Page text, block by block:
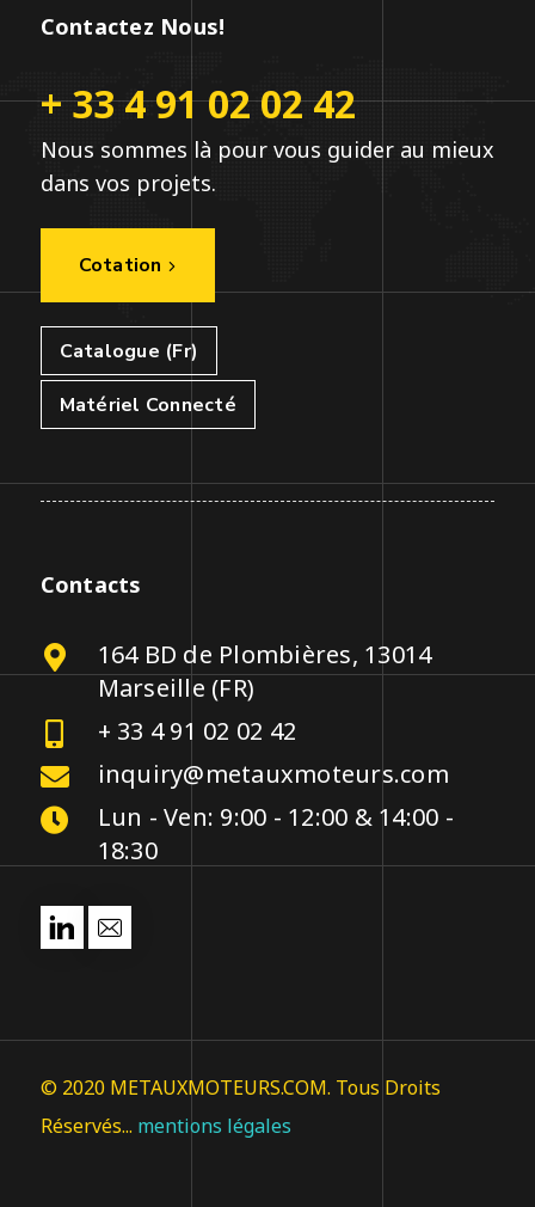
Contactez Nous!
+ 33 4 91 02 02 42
Nous sommes là pour vous guider au mieux
dans vos projets.
Cotation
Catalogue (Fr)
Matériel Connecté
Contacts
164 BD de Plombières, 13014
Marseille (FR)
+ 33 4 91 02 02 42
inquiry@metauxmoteurs.com
Lun - Ven: 9:00 - 12:00 & 14:00 -
18:30
© 2020 METAUXMOTEURS.COM. Tous Droits
Réservés... mentions légales